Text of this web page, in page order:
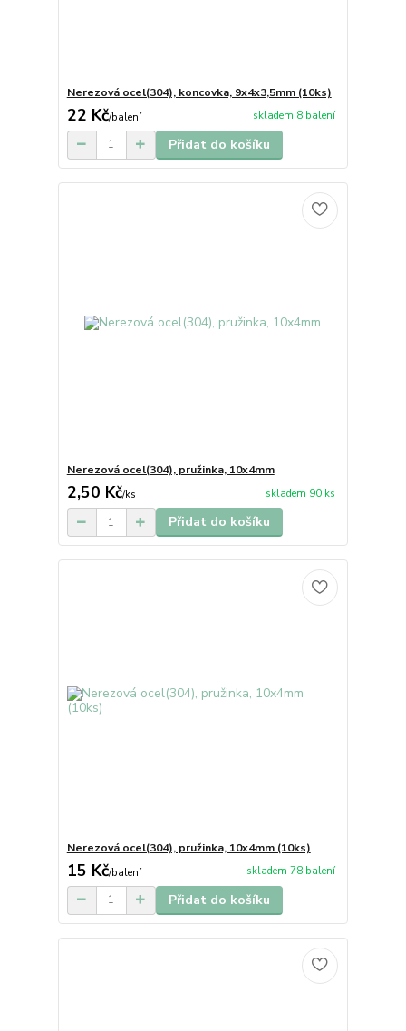
Nerezová ocel(304), koncovka, 9x4x3,5mm (10ks)
22 Kč/balení skladem 8 balení
Přidat do košíku
Nerezová ocel(304), pružinka, 10x4mm
2,50 Kč/ks skladem 90 ks
Přidat do košíku
Nerezová ocel(304), pružinka, 10x4mm (10ks)
15 Kč/balení skladem 78 balení
Přidat do košíku